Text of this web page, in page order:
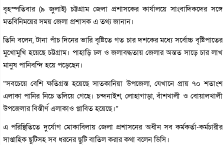
বৃহস্পতিবার (৯ জুলাই) চট্টগ্রাম জেলা প্রশাসকের কার্যালয়ে সাংবাদিকদের সঙ্গে
মতবিনিময়ের সময় জেলা প্রশাসক এ তথ্য জানান।
তিনি বলেন, টানা পাঁচ দিনের ভারি বৃষ্টিতে গত চার দশকের মধ্যে সর্বোচ্চ বৃষ্টিপাতের
মুখোমুখি হয়েছে চট্টগ্রাম। পাহাড়ি ঢল ও জলাবদ্ধতায় জেলার অন্তত সাড়ে চার লাখ
মানুষ পানিবন্দি হয়ে পড়েছেন।
“সবচেয়ে বেশি ক্ষতিগ্রস্ত হয়েছে সাতকানিয়া উপজেলা, যেখানে প্রায় ৭০ শতাংশ
এলাকা পানির নিচে তলিয়ে গেছে। চন্দনাইশ, লোহাগাড়া, বাঁশখালী ও বোয়ালখালী
উপজেলার বিস্তীর্ণ এলাকাও প্লাবিত হয়েছে।”
এ পরিস্থিতিতে দুর্যোগ মোকাবিলায় জেলা প্রশাসনের অধীন সব কর্মকর্তা-কর্মচারীর
সাপ্তাহিক ছুটিসহ সব ধরনের ছুটি বাতিল করার কথা বলেন ডিসি।